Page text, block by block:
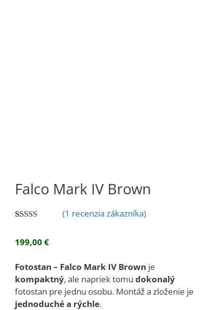
Falco Mark IV Brown
základe
(1 recenzia zákazníka)
199,00 €
Fotostan – Falco Mark IV Brown je
kompaktný, ale napriek tomu dokonalý
fotostan pre jednu osobu. Montáž a zloženie je
jednoduché a rýchle.